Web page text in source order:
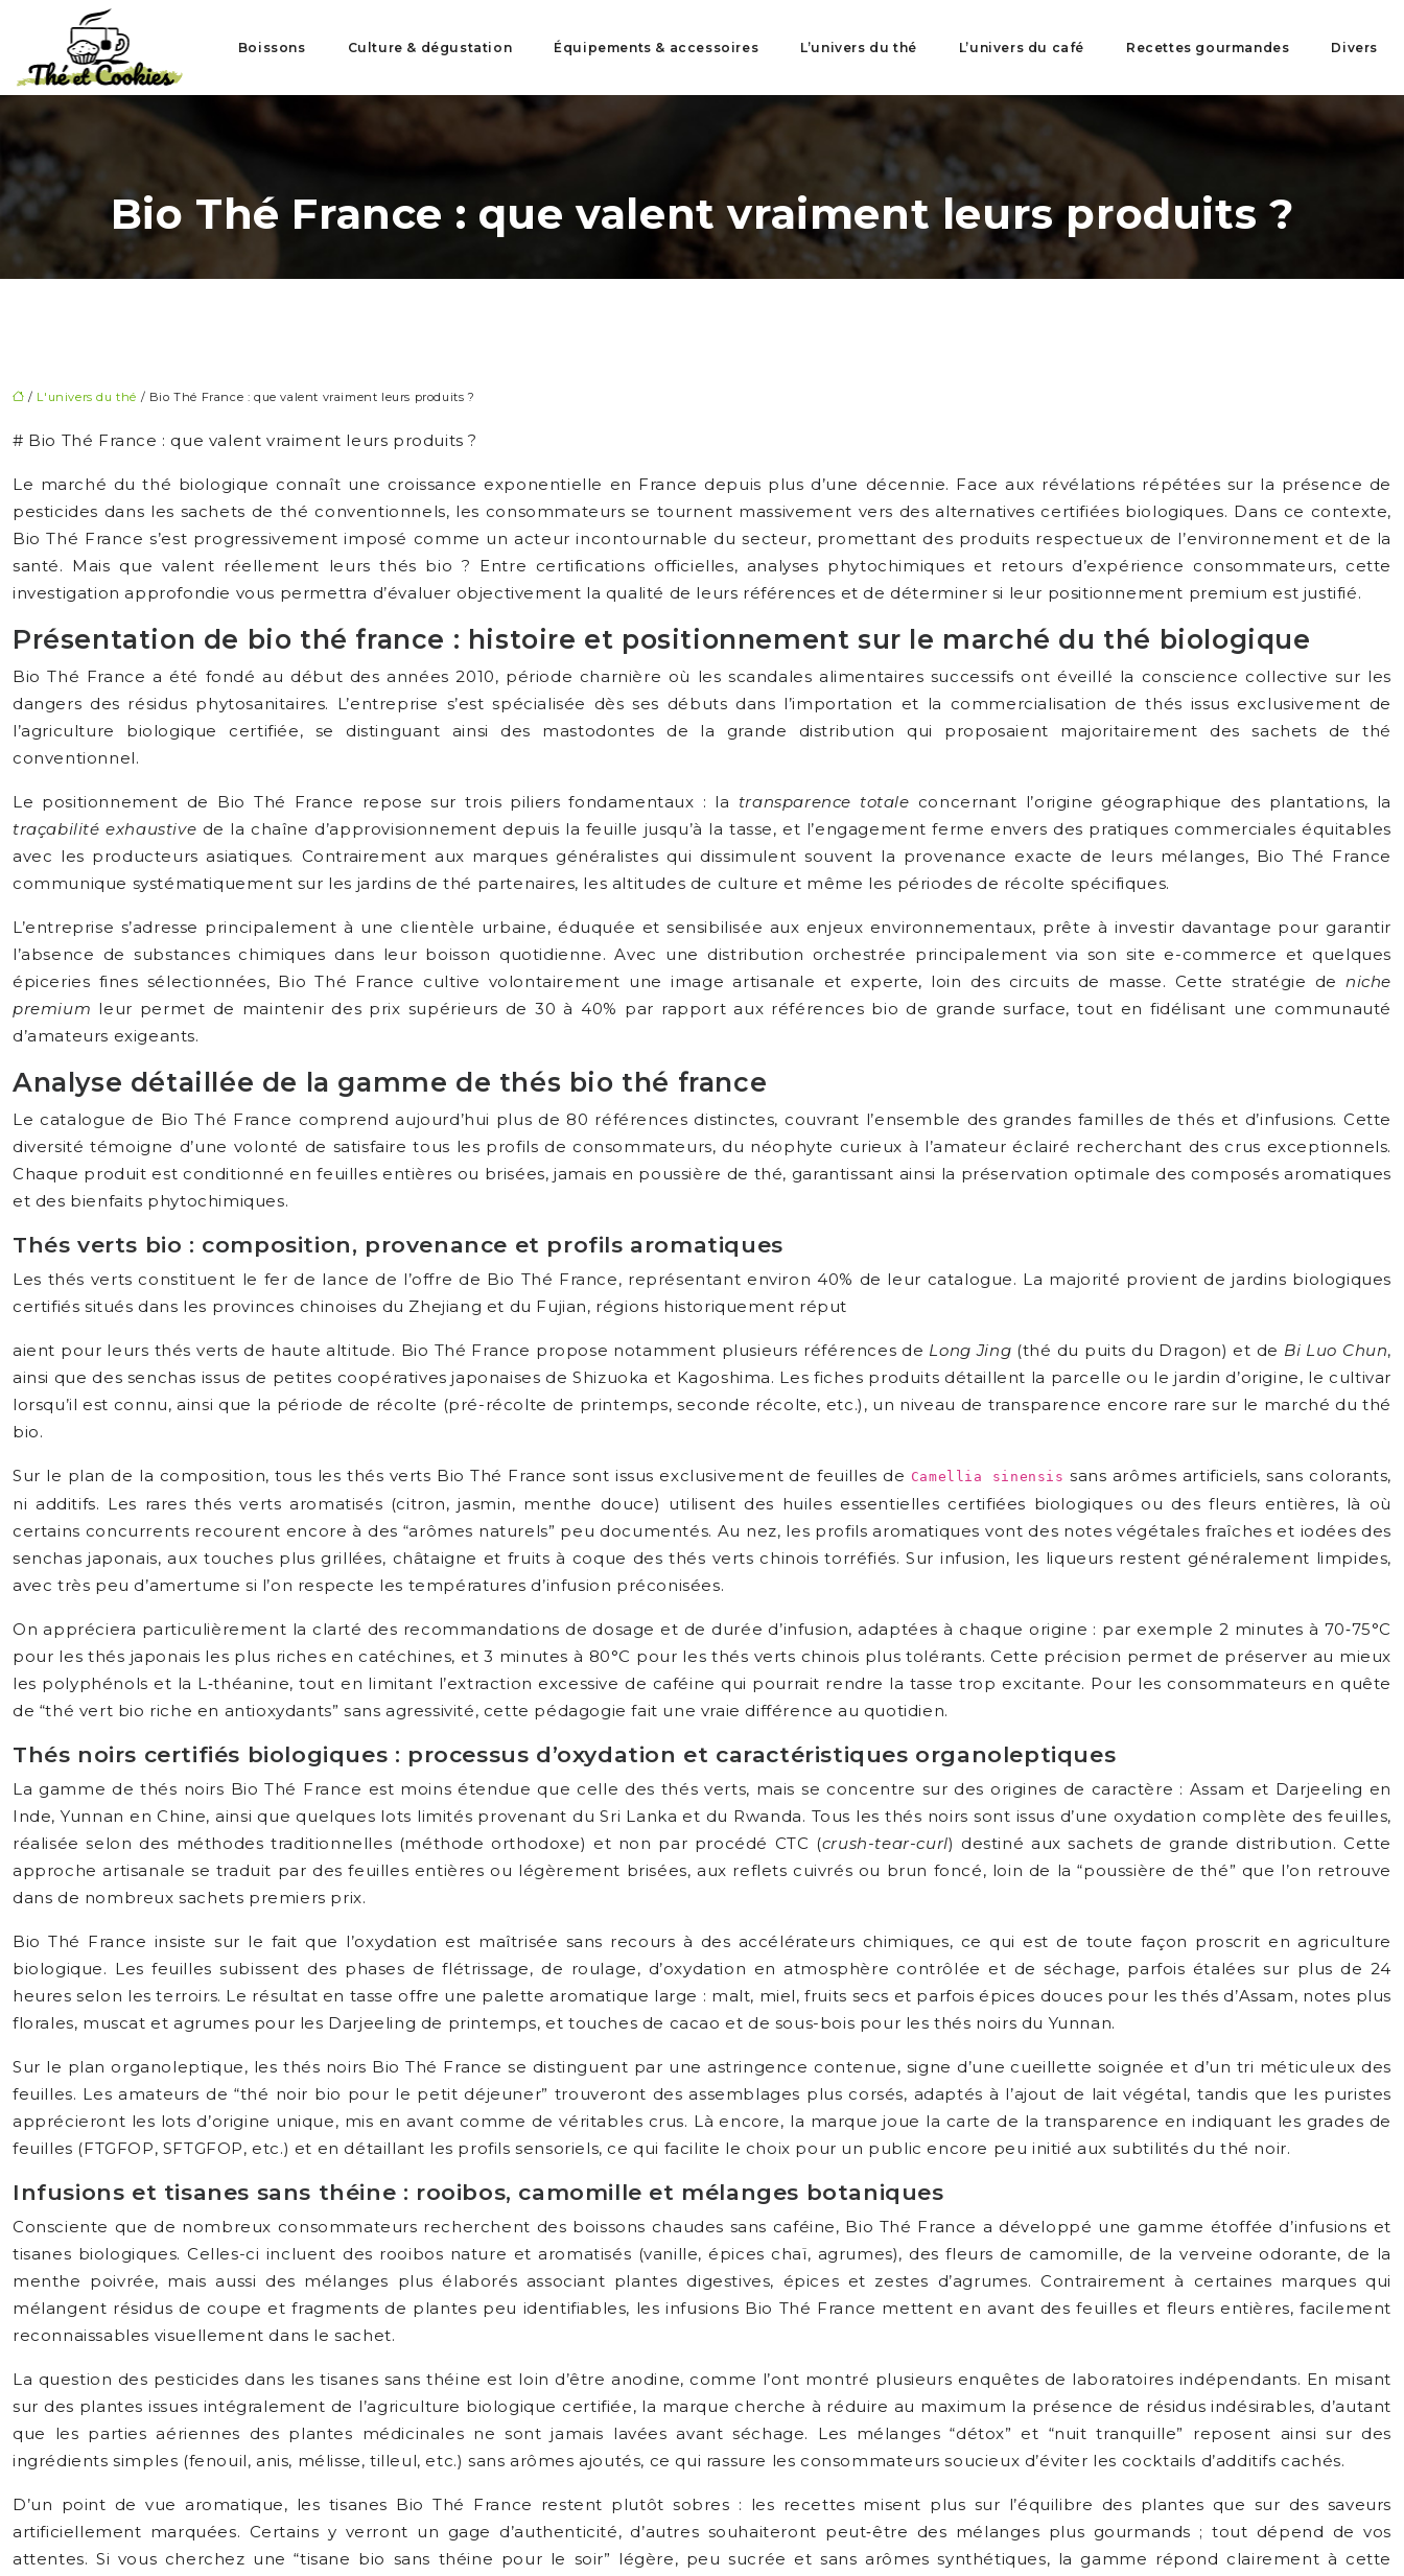
Boissons Culture & dégustation Équipements & accessoires L’univers du thé L’univers du café Recettes gourmandes Divers
Bio Thé France : que valent vraiment leurs produits ?
/ L'univers du thé / Bio Thé France : que valent vraiment leurs produits ?
# Bio Thé France : que valent vraiment leurs produits ?
Le marché du thé biologique connaît une croissance exponentielle en France depuis plus d’une décennie. Face aux révélations répétées sur la présence de
pesticides dans les sachets de thé conventionnels, les consommateurs se tournent massivement vers des alternatives certifiées biologiques. Dans ce contexte,
Bio Thé France s’est progressivement imposé comme un acteur incontournable du secteur, promettant des produits respectueux de l’environnement et de la
santé. Mais que valent réellement leurs thés bio ? Entre certifications officielles, analyses phytochimiques et retours d’expérience consommateurs, cette
investigation approfondie vous permettra d’évaluer objectivement la qualité de leurs références et de déterminer si leur positionnement premium est justifié.
Présentation de bio thé france : histoire et positionnement sur le marché du thé biologique
Bio Thé France a été fondé au début des années 2010, période charnière où les scandales alimentaires successifs ont éveillé la conscience collective sur les
dangers des résidus phytosanitaires. L’entreprise s’est spécialisée dès ses débuts dans l’importation et la commercialisation de thés issus exclusivement de
l’agriculture biologique certifiée, se distinguant ainsi des mastodontes de la grande distribution qui proposaient majoritairement des sachets de thé
conventionnel.
Le positionnement de Bio Thé France repose sur trois piliers fondamentaux : la transparence totale concernant l’origine géographique des plantations, la
traçabilité exhaustive de la chaîne d’approvisionnement depuis la feuille jusqu’à la tasse, et l’engagement ferme envers des pratiques commerciales équitables
avec les producteurs asiatiques. Contrairement aux marques généralistes qui dissimulent souvent la provenance exacte de leurs mélanges, Bio Thé France
communique systématiquement sur les jardins de thé partenaires, les altitudes de culture et même les périodes de récolte spécifiques.
L’entreprise s’adresse principalement à une clientèle urbaine, éduquée et sensibilisée aux enjeux environnementaux, prête à investir davantage pour garantir
l’absence de substances chimiques dans leur boisson quotidienne. Avec une distribution orchestrée principalement via son site e-commerce et quelques
épiceries fines sélectionnées, Bio Thé France cultive volontairement une image artisanale et experte, loin des circuits de masse. Cette stratégie de niche
premium leur permet de maintenir des prix supérieurs de 30 à 40% par rapport aux références bio de grande surface, tout en fidélisant une communauté
d’amateurs exigeants.
Analyse détaillée de la gamme de thés bio thé france
Le catalogue de Bio Thé France comprend aujourd’hui plus de 80 références distinctes, couvrant l’ensemble des grandes familles de thés et d’infusions. Cette
diversité témoigne d’une volonté de satisfaire tous les profils de consommateurs, du néophyte curieux à l’amateur éclairé recherchant des crus exceptionnels.
Chaque produit est conditionné en feuilles entières ou brisées, jamais en poussière de thé, garantissant ainsi la préservation optimale des composés aromatiques
et des bienfaits phytochimiques.
Thés verts bio : composition, provenance et profils aromatiques
Les thés verts constituent le fer de lance de l’offre de Bio Thé France, représentant environ 40% de leur catalogue. La majorité provient de jardins biologiques
certifiés situés dans les provinces chinoises du Zhejiang et du Fujian, régions historiquement réput
aient pour leurs thés verts de haute altitude. Bio Thé France propose notamment plusieurs références de Long Jing (thé du puits du Dragon) et de Bi Luo Chun,
ainsi que des senchas issus de petites coopératives japonaises de Shizuoka et Kagoshima. Les fiches produits détaillent la parcelle ou le jardin d’origine, le cultivar
lorsqu’il est connu, ainsi que la période de récolte (pré-récolte de printemps, seconde récolte, etc.), un niveau de transparence encore rare sur le marché du thé
bio.
Sur le plan de la composition, tous les thés verts Bio Thé France sont issus exclusivement de feuilles de Camellia sinensis sans arômes artificiels, sans colorants,
ni additifs. Les rares thés verts aromatisés (citron, jasmin, menthe douce) utilisent des huiles essentielles certifiées biologiques ou des fleurs entières, là où
certains concurrents recourent encore à des “arômes naturels” peu documentés. Au nez, les profils aromatiques vont des notes végétales fraîches et iodées des
senchas japonais, aux touches plus grillées, châtaigne et fruits à coque des thés verts chinois torréfiés. Sur infusion, les liqueurs restent généralement limpides,
avec très peu d’amertume si l’on respecte les températures d’infusion préconisées.
On appréciera particulièrement la clarté des recommandations de dosage et de durée d’infusion, adaptées à chaque origine : par exemple 2 minutes à 70‑75°C
pour les thés japonais les plus riches en catéchines, et 3 minutes à 80°C pour les thés verts chinois plus tolérants. Cette précision permet de préserver au mieux
les polyphénols et la L‑théanine, tout en limitant l’extraction excessive de caféine qui pourrait rendre la tasse trop excitante. Pour les consommateurs en quête
de “thé vert bio riche en antioxydants” sans agressivité, cette pédagogie fait une vraie différence au quotidien.
Thés noirs certifiés biologiques : processus d’oxydation et caractéristiques organoleptiques
La gamme de thés noirs Bio Thé France est moins étendue que celle des thés verts, mais se concentre sur des origines de caractère : Assam et Darjeeling en
Inde, Yunnan en Chine, ainsi que quelques lots limités provenant du Sri Lanka et du Rwanda. Tous les thés noirs sont issus d’une oxydation complète des feuilles,
réalisée selon des méthodes traditionnelles (méthode orthodoxe) et non par procédé CTC (crush-tear-curl) destiné aux sachets de grande distribution. Cette
approche artisanale se traduit par des feuilles entières ou légèrement brisées, aux reflets cuivrés ou brun foncé, loin de la “poussière de thé” que l’on retrouve
dans de nombreux sachets premiers prix.
Bio Thé France insiste sur le fait que l’oxydation est maîtrisée sans recours à des accélérateurs chimiques, ce qui est de toute façon proscrit en agriculture
biologique. Les feuilles subissent des phases de flétrissage, de roulage, d’oxydation en atmosphère contrôlée et de séchage, parfois étalées sur plus de 24
heures selon les terroirs. Le résultat en tasse offre une palette aromatique large : malt, miel, fruits secs et parfois épices douces pour les thés d’Assam, notes plus
florales, muscat et agrumes pour les Darjeeling de printemps, et touches de cacao et de sous-bois pour les thés noirs du Yunnan.
Sur le plan organoleptique, les thés noirs Bio Thé France se distinguent par une astringence contenue, signe d’une cueillette soignée et d’un tri méticuleux des
feuilles. Les amateurs de “thé noir bio pour le petit déjeuner” trouveront des assemblages plus corsés, adaptés à l’ajout de lait végétal, tandis que les puristes
apprécieront les lots d’origine unique, mis en avant comme de véritables crus. Là encore, la marque joue la carte de la transparence en indiquant les grades de
feuilles (FTGFOP, SFTGFOP, etc.) et en détaillant les profils sensoriels, ce qui facilite le choix pour un public encore peu initié aux subtilités du thé noir.
Infusions et tisanes sans théine : rooibos, camomille et mélanges botaniques
Consciente que de nombreux consommateurs recherchent des boissons chaudes sans caféine, Bio Thé France a développé une gamme étoffée d’infusions et
tisanes biologiques. Celles-ci incluent des rooibos nature et aromatisés (vanille, épices chaï, agrumes), des fleurs de camomille, de la verveine odorante, de la
menthe poivrée, mais aussi des mélanges plus élaborés associant plantes digestives, épices et zestes d’agrumes. Contrairement à certaines marques qui
mélangent résidus de coupe et fragments de plantes peu identifiables, les infusions Bio Thé France mettent en avant des feuilles et fleurs entières, facilement
reconnaissables visuellement dans le sachet.
La question des pesticides dans les tisanes sans théine est loin d’être anodine, comme l’ont montré plusieurs enquêtes de laboratoires indépendants. En misant
sur des plantes issues intégralement de l’agriculture biologique certifiée, la marque cherche à réduire au maximum la présence de résidus indésirables, d’autant
que les parties aériennes des plantes médicinales ne sont jamais lavées avant séchage. Les mélanges “détox” et “nuit tranquille” reposent ainsi sur des
ingrédients simples (fenouil, anis, mélisse, tilleul, etc.) sans arômes ajoutés, ce qui rassure les consommateurs soucieux d’éviter les cocktails d’additifs cachés.
D’un point de vue aromatique, les tisanes Bio Thé France restent plutôt sobres : les recettes misent plus sur l’équilibre des plantes que sur des saveurs
artificiellement marquées. Certains y verront un gage d’authenticité, d’autres souhaiteront peut‑être des mélanges plus gourmands ; tout dépend de vos
attentes. Si vous cherchez une “tisane bio sans théine pour le soir” légère, peu sucrée et sans arômes synthétiques, la gamme répond clairement à cette